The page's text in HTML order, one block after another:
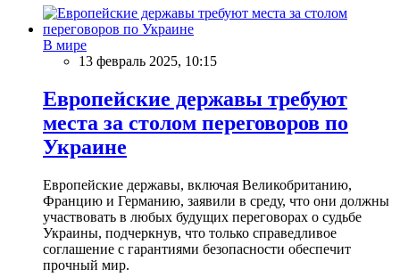
В мире
13 февраль 2025, 10:15
Европейские державы требуют
места за столом переговоров по
Украине
Европейские державы, включая Великобританию,
Францию и Германию, заявили в среду, что они должны
участвовать в любых будущих переговорах о судьбе
Украины, подчеркнув, что только справедливое
соглашение с гарантиями безопасности обеспечит
прочный мир.